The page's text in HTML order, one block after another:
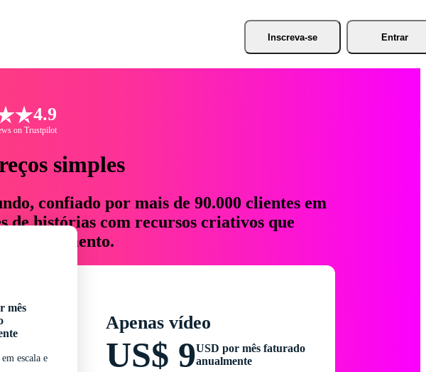
Inscreva-se Entrar
4.9
on Trustpilot
simples
confiado por mais de 90.000 clientes em
de histórias com recursos criativos que
e orçamento.
mês
escala e
Apenas vídeo
US$ 9USD por mês faturado
anualmente